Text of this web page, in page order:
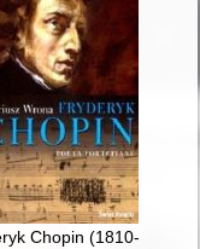
Chopin (1810-1849).